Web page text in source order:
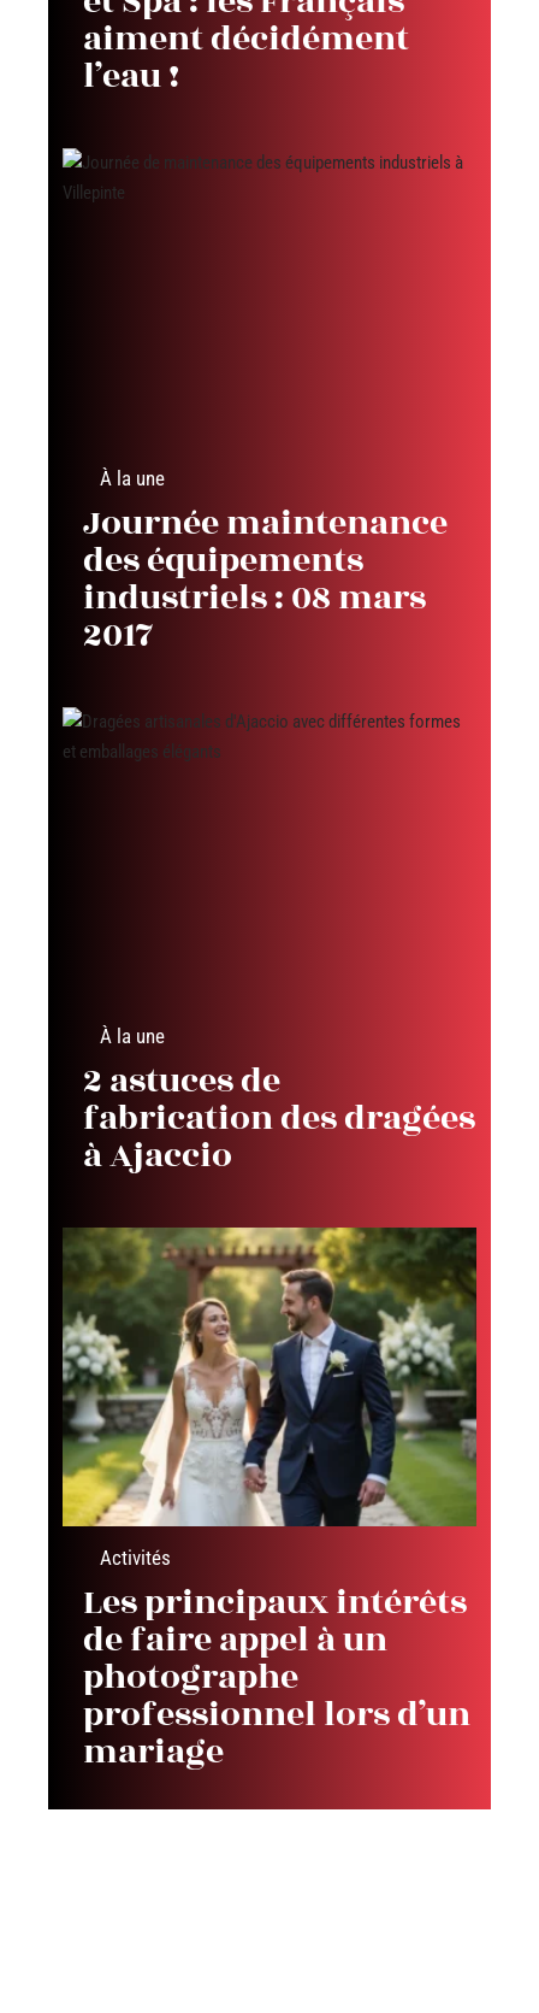
aiment décidément
l’eau !
À la une
Journée maintenance
des équipements
industriels : 08 mars
2017
À la une
2 astuces de
fabrication des dragées
à Ajaccio
Activités
Les principaux intérêts
de faire appel à un
photographe
professionnel lors d’un
mariage